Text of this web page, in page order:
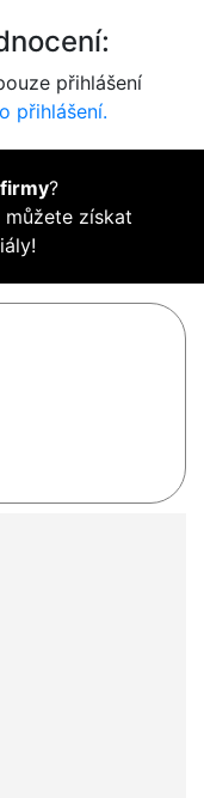
přihlášení
přihlášení.
?
získat